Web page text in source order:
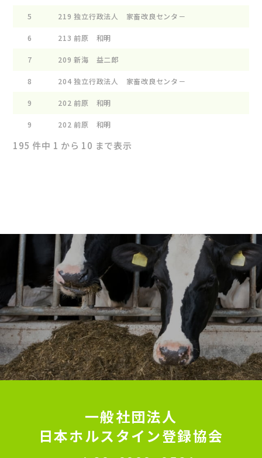
5 219 独立行政法人 家畜改良センタ－
6 213 前原 和明
7 209 新海 益二郎
8 204 独立行政法人 家畜改良センタ－
9 202 前原 和明
9 202 前原 和明
195 件中 1 から 10 まで表示
一般社団法人
日本ホルスタイン登録協会